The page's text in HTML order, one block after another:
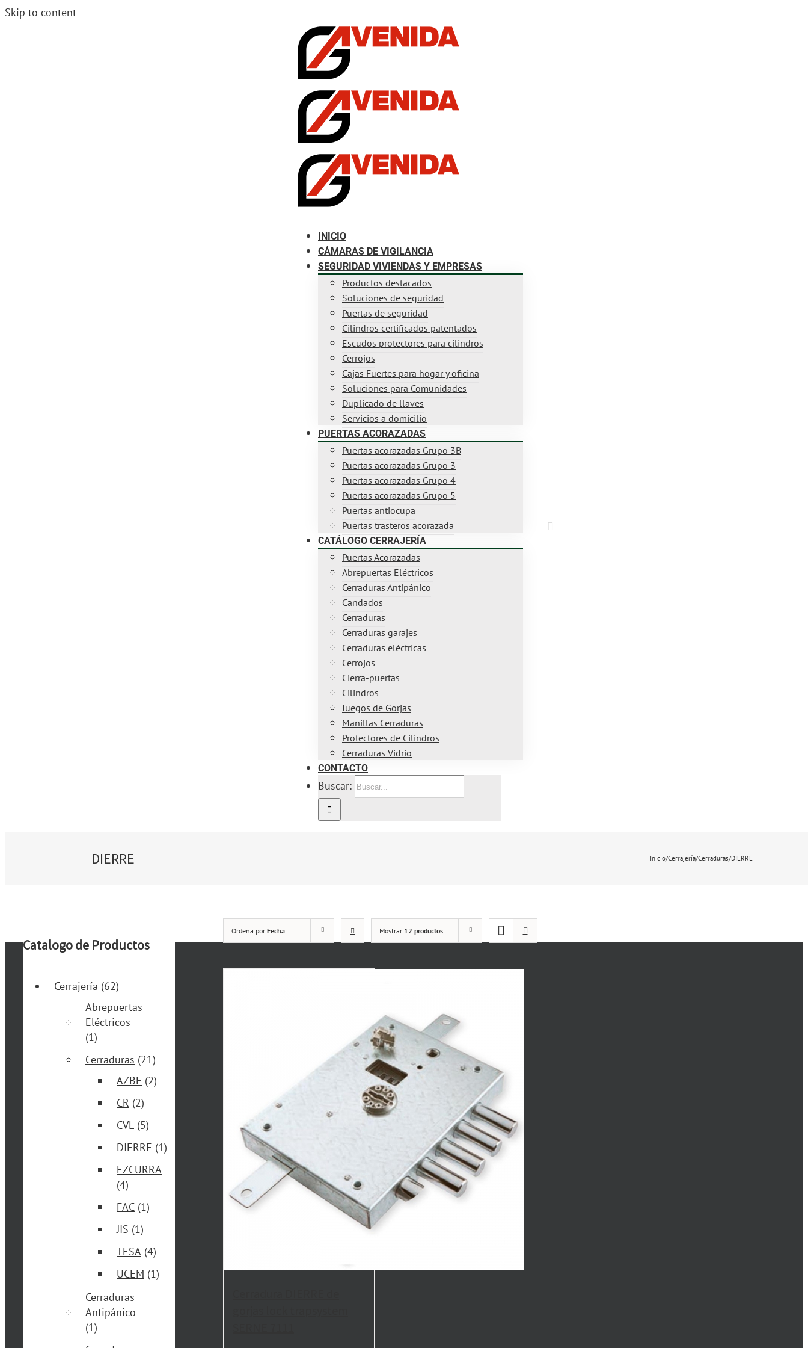
Skip to content
INICIO
CÁMARAS DE VIGILANCIA
SEGURIDAD VIVIENDAS Y EMPRESAS
Productos destacados
Soluciones de seguridad
Puertas de seguridad
Cilindros certificados patentados
Escudos protectores para cilindros
Cerrojos
Cajas Fuertes para hogar y oficina
Soluciones para Comunidades
Duplicado de llaves
Servicios a domicilio
PUERTAS ACORAZADAS
Puertas acorazadas Grupo 3B
Puertas acorazadas Grupo 3
Puertas acorazadas Grupo 4
Puertas acorazadas Grupo 5
Puertas antiocupa
Puertas trasteros acorazada
CATÁLOGO CERRAJERÍA
Puertas Acorazadas
Abrepuertas Eléctricos
Cerraduras Antipánico
Candados
Cerraduras
Cerraduras garajes
Cerraduras eléctricas
Cerrojos
Cierra-puertas
Cilindros
Juegos de Gorjas
Manillas Cerraduras
Protectores de Cilindros
Cerraduras Vidrio
CONTACTO
Buscar:
DIERRE Inicio/Cerrajería/Cerraduras/DIERRE
Ordena por Fecha Mostrar 12 productos
Catalogo de Productos
Cerrajería (62)
Abrepuertas
Eléctricos
(1)
Cerraduras (21)
AZBE (2)
CR (2)
CVL (5)
DIERRE (1)
EZCURRA
(4)
FAC (1)
JIS (1)
TESA (4)
UCEM (1)
Cerraduras
Antipánico
(1)